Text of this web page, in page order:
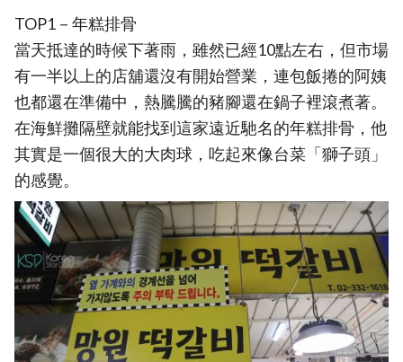
TOP1－年糕排骨
當天抵達的時候下著雨，雖然已經10點左右，但市場
有一半以上的店舖還沒有開始營業，連包飯捲的阿姨
也都還在準備中，熱騰騰的豬腳還在鍋子裡滾煮著。
在海鮮攤隔壁就能找到這家遠近馳名的年糕排骨，他
其實是一個很大的大肉球，吃起來像台菜「獅子頭」
的感覺。